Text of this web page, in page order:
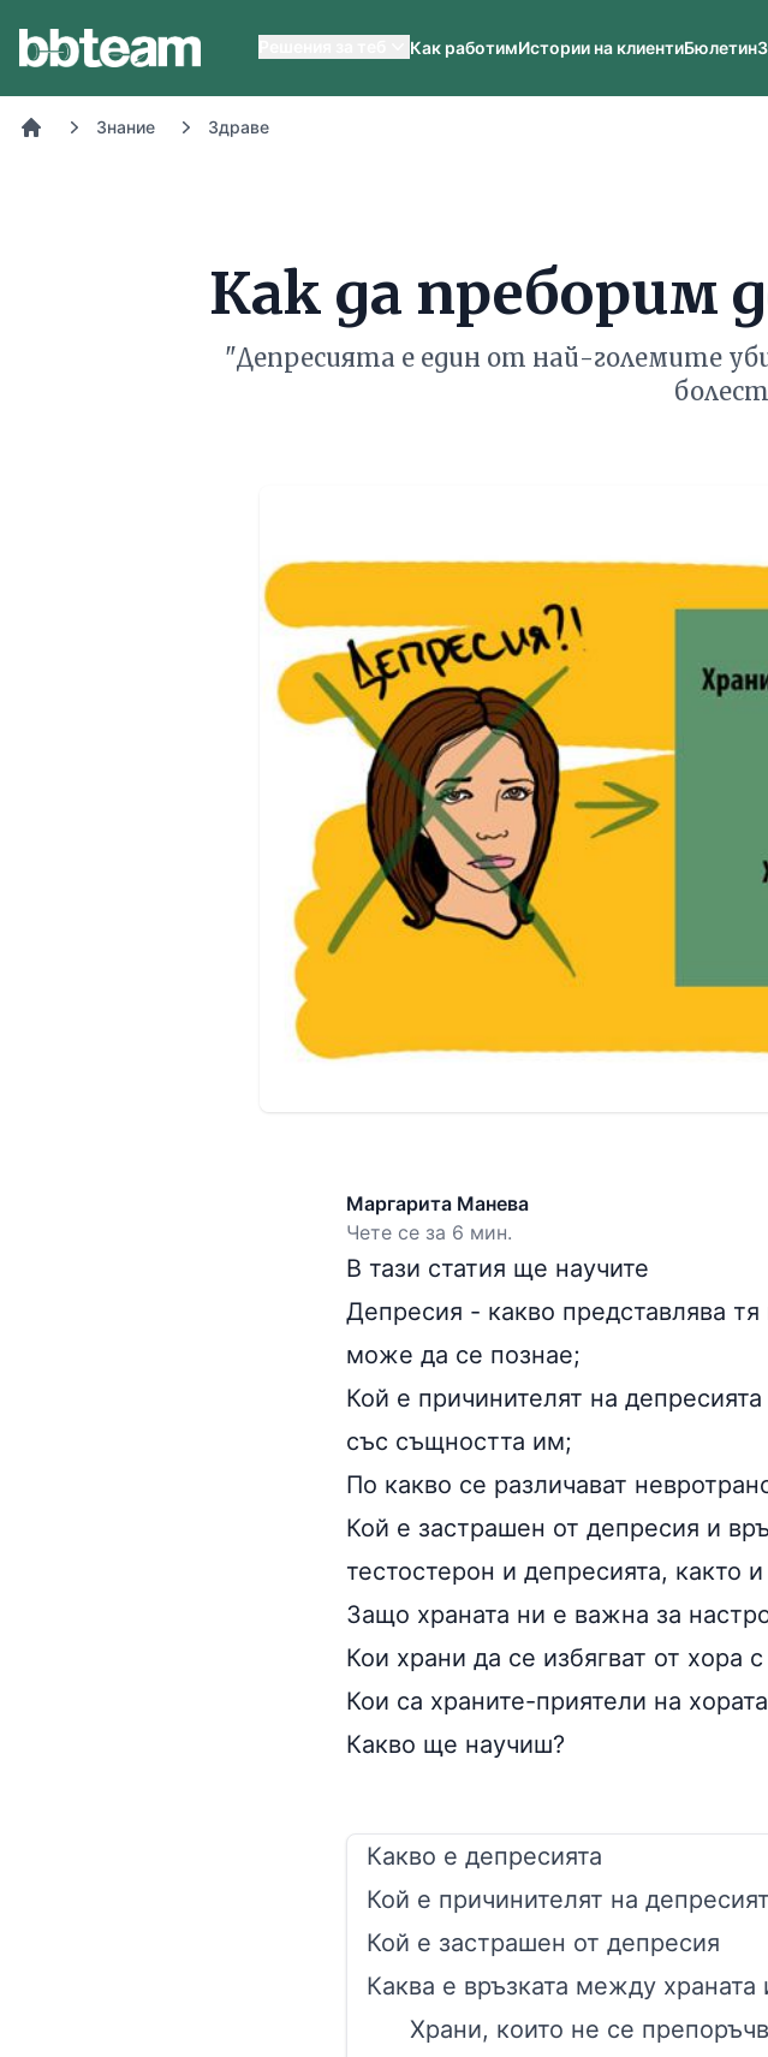
Как работимИстории на клиентиБюлетин
Знание Здраве
Как да преборим
"Депресията е един от най-големите
Маргарита Манева
Чете се за 6 мин.
В тази статия ще научите
Депресия - какво представлява
може да се познае;
Кой е причинителят на
със същността им;
По какво се различават
Кой е застрашен от депресия и
тестостерон и депресията, както
Защо храната ни е важна за
Кои храни да се избягват от хора
Кои са храните-приятели на
Какво ще научиш?
Какво е депресията
Кой е причинителят на
Кой е застрашен от депресия
Каква е връзката между храната
Храни, които не се